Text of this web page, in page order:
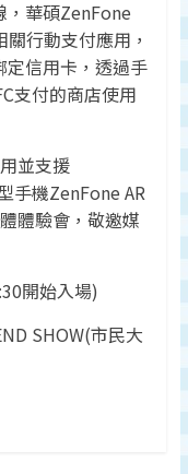
，華碩ZenFone
行動支付應用，
信用卡，透過手
支付的商店使用
並支援
手機ZenFone AR
體驗會，敬邀媒
開始入場)
SHOW(市民大